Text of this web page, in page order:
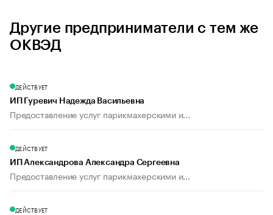
Другие предприниматели с тем же
ОКВЭД
ДЕЙСТВУЕТ
ИП Гуревич Надежда Васильевна
Предоставление услуг парикмахерскими и...
ДЕЙСТВУЕТ
ИП Александрова Александра Сергеевна
Предоставление услуг парикмахерскими и...
ДЕЙСТВУЕТ